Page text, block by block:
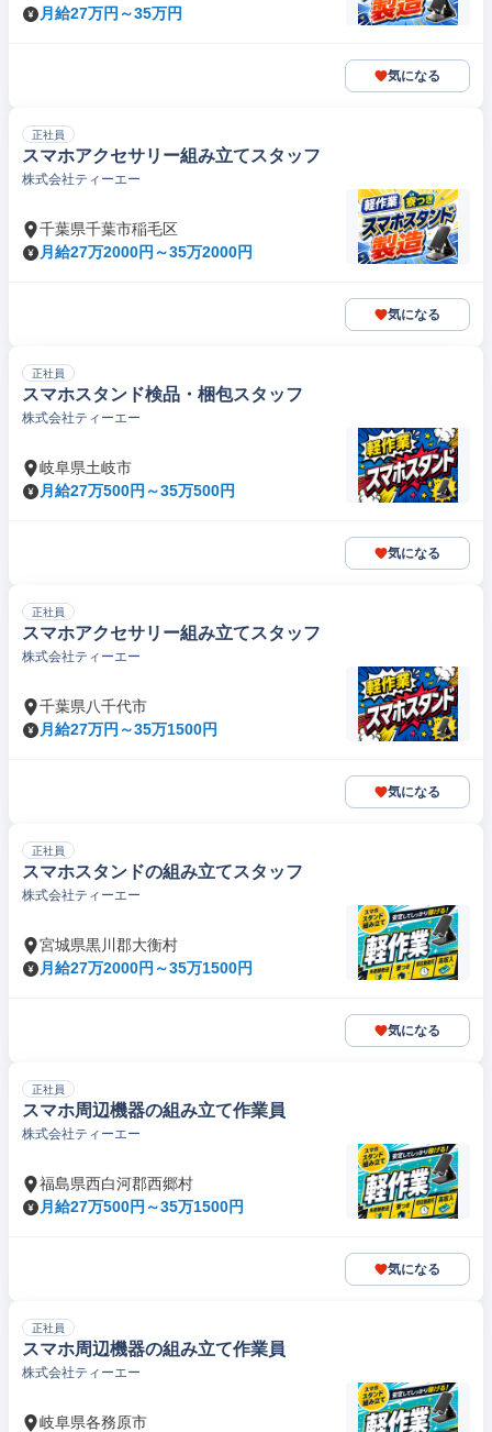
月給27万円～35万円
気になる
正社員
スマホアクセサリー組み立てスタッフ
株式会社ティーエー
千葉県千葉市稲毛区
月給27万2000円～35万2000円
気になる
正社員
スマホスタンド検品・梱包スタッフ
株式会社ティーエー
岐阜県土岐市
月給27万500円～35万500円
気になる
正社員
スマホアクセサリー組み立てスタッフ
株式会社ティーエー
千葉県八千代市
月給27万円～35万1500円
気になる
正社員
スマホスタンドの組み立てスタッフ
株式会社ティーエー
宮城県黒川郡大衡村
月給27万2000円～35万1500円
気になる
正社員
スマホ周辺機器の組み立て作業員
株式会社ティーエー
福島県西白河郡西郷村
月給27万500円～35万1500円
気になる
正社員
スマホ周辺機器の組み立て作業員
株式会社ティーエー
岐阜県各務原市